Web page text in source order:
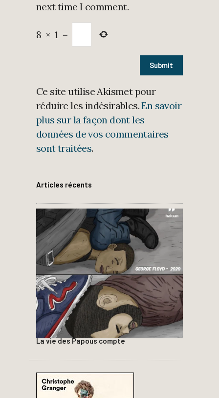
next time I comment.
8 × 1 =
Ce site utilise Akismet pour
réduire les indésirables.En savoir
plus sur la façon dont les
données de vos commentaires
sont traitées.
Articles récents
La vie des Papous compte